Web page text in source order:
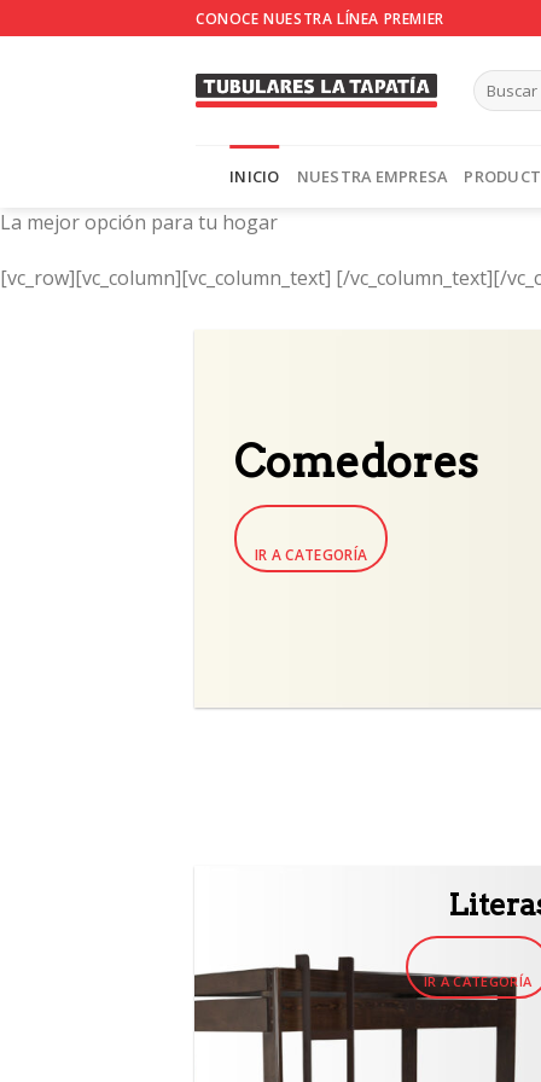
to
CONOCE NUESTRA LÍNEA PREMIER
INICIO NUESTRA EMPRESA
La mejor opción para tu hogar
[vc_row][vc_column][vc_column_text] [/vc_column_text][/
Comedores
IR A CATEGORÍA
IR A CATEGORÍA